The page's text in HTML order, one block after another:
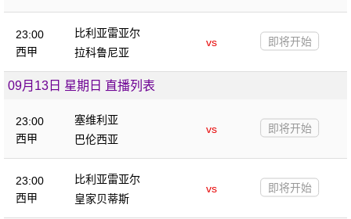
23:00
西甲
比利亚雷亚尔
vs
拉科鲁尼亚
即将开始
09月13日 星期日 直播列表
23:00
西甲
塞维利亚
vs
巴伦西亚
即将开始
23:00
西甲
比利亚雷亚尔
vs
皇家贝蒂斯
即将开始